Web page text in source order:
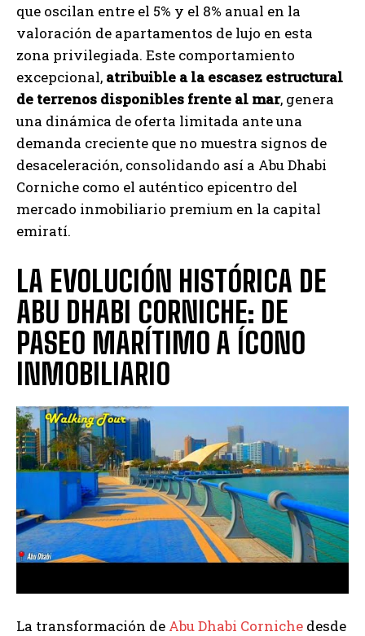
que oscilan entre el 5% y el 8% anual en la
valoración de apartamentos de lujo en esta
zona privilegiada. Este comportamiento
excepcional, atribuible a la escasez estructural
de terrenos disponibles frente al mar, genera
una dinámica de oferta limitada ante una
demanda creciente que no muestra signos de
desaceleración, consolidando así a Abu Dhabi
Corniche como el auténtico epicentro del
mercado inmobiliario premium en la capital
emiratí.
LA EVOLUCIÓN HISTÓRICA DE
ABU DHABI CORNICHE: DE
PASEO MARÍTIMO A ÍCONO
INMOBILIARIO
La transformación de Abu Dhabi Corniche desde